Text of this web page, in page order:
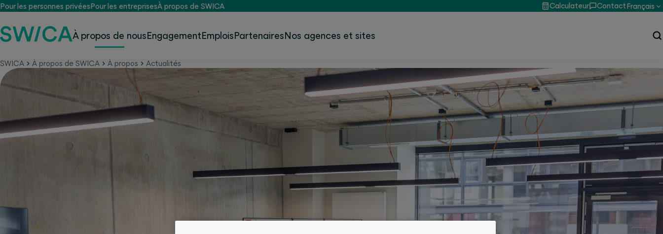
Pour les personnes privéesPour les entreprisesÀ propos de SWICA Calculateur ContactFrançais
À propos de nousEngagementEmploisPartenairesNos agences et sites
SWICA À propos de SWICA À propos Actualités